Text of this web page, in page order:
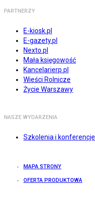
PARTNERZY
E-kiosk.pl
E-gazety.pl
Nexto.pl
Mała księgowość
Kancelarierp.pl
Wieści Rolnicze
Życie Warszawy
NASZE WYDARZENIA
Szkolenia i konferencje
MAPA STRONY
OFERTA PRODUKTOWA